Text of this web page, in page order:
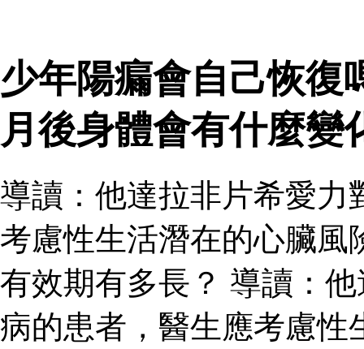
少年陽瘺會自己恢復
月後身體會有什麼變
導讀：他達拉非片希愛力
考慮性生活潛在的心臟風
有效期有多長？ 導讀：
病的患者，醫生應考慮性